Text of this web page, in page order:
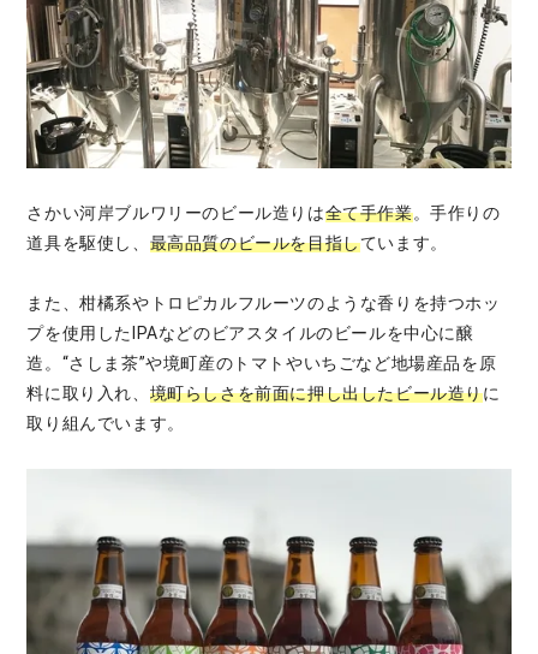
さかい河岸ブルワリーのビール造りは全て手作業。手作りの
道具を駆使し、 最高品質のビールを目指しています。
また、柑橘系やトロピカルフルーツのような香りを持つホッ
プを使用したIPAなどのビアスタイルのビールを中心に醸
造。“さしま茶”や境町産のトマトやいちごなど地場産品を原
料に取り入れ、 境町らしさを前面に押し出したビール造りに
取り組んでいます。